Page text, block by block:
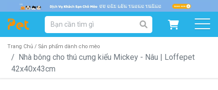
DANH MỤC SẢN PHẨM
SẢN PHẨM DÀNH CHO MÈO
SẨN PHẨM THEO THƯƠNG HIỆU
Trang Chủ / Sản phẩm dành cho mèo
Nhà bông cho thú cưng kiểu Mickey - Nâu | Loffepet
42x40x43cm